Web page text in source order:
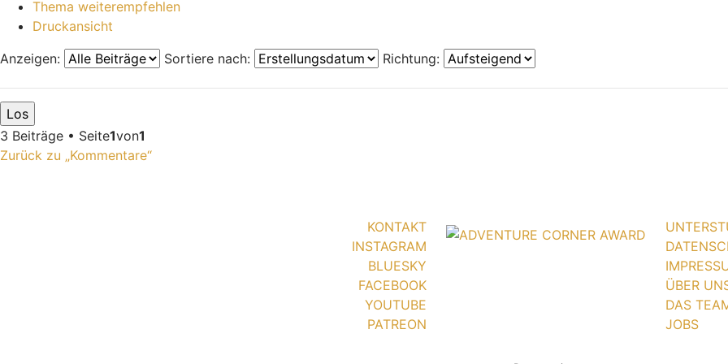
Thema weiterempfehlen
Druckansicht
Anzeigen:
Sortiere nach: Richtung:
3 Beiträge • Seite1von1
Zurück zu „Kommentare“
KONTAKT
INSTAGRAM
BLUESKY
FACEBOOK
YOUTUBE
PATREON
ÜBER
DAS
JOBS